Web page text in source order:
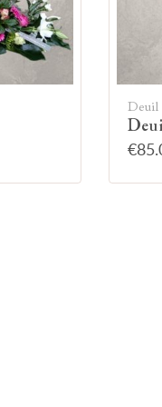
Deuil